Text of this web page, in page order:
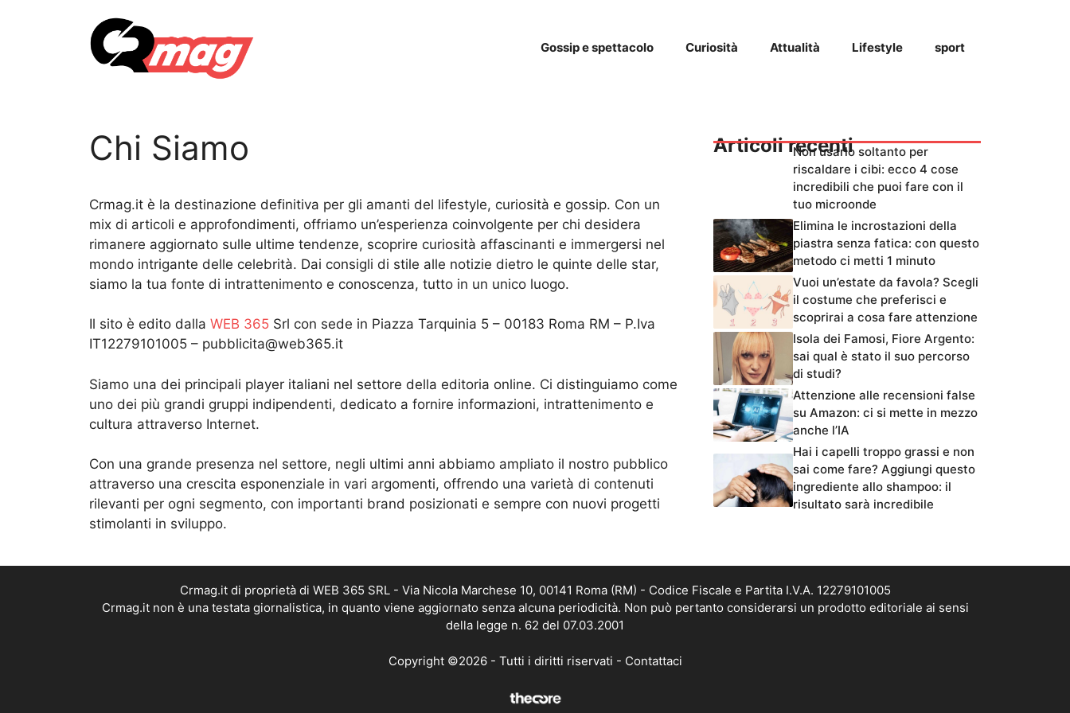
Gossip e spettacolo Curiosità Attualità Lifestyle sport
Chi Siamo
Crmag.it è la destinazione definitiva per gli amanti del lifestyle, curiosità e gossip. Con un
mix di articoli e approfondimenti, offriamo un’esperienza coinvolgente per chi desidera
rimanere aggiornato sulle ultime tendenze, scoprire curiosità affascinanti e immergersi nel
mondo intrigante delle celebrità. Dai consigli di stile alle notizie dietro le quinte delle star,
siamo la tua fonte di intrattenimento e conoscenza, tutto in un unico luogo.
Il sito è edito dalla WEB 365 Srl con sede in Piazza Tarquinia 5 – 00183 Roma RM – P.Iva
IT12279101005 – pubblicita@web365.it
Siamo una dei principali player italiani nel settore della editoria online. Ci distinguiamo come
uno dei più grandi gruppi indipendenti, dedicato a fornire informazioni, intrattenimento e
cultura attraverso Internet.
Con una grande presenza nel settore, negli ultimi anni abbiamo ampliato il nostro pubblico
attraverso una crescita esponenziale in vari argomenti, offrendo una varietà di contenuti
rilevanti per ogni segmento, con importanti brand posizionati e sempre con nuovi progetti
stimolanti in sviluppo.
Articoli recentiNon usarlo soltanto per
riscaldare i cibi: ecco 4 cose
incredibili che puoi fare con il
tuo microonde
Elimina le incrostazioni della
piastra senza fatica: con questo
metodo ci metti 1 minuto
Vuoi un’estate da favola? Scegli
il costume che preferisci e
scoprirai a cosa fare attenzione
Isola dei Famosi, Fiore Argento:
sai qual è stato il suo percorso
di studi?
Attenzione alle recensioni false
su Amazon: ci si mette in mezzo
anche l’IA
Hai i capelli troppo grassi e non
sai come fare? Aggiungi questo
ingrediente allo shampoo: il
risultato sarà incredibile
Crmag.it di proprietà di WEB 365 SRL - Via Nicola Marchese 10, 00141 Roma (RM) - Codice Fiscale e Partita I.V.A. 12279101005
Crmag.it non è una testata giornalistica, in quanto viene aggiornato senza alcuna periodicità. Non può pertanto considerarsi un prodotto editoriale ai sensi
della legge n. 62 del 07.03.2001
Copyright ©2026 - Tutti i diritti riservati - Contattaci